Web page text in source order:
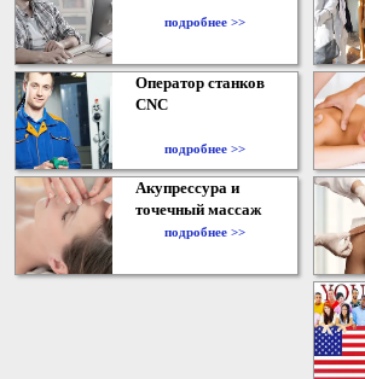
подробнее >>
Оператор станков
CNC
подробнее >>
Акупрессура и
точечный массаж
подробнее >>